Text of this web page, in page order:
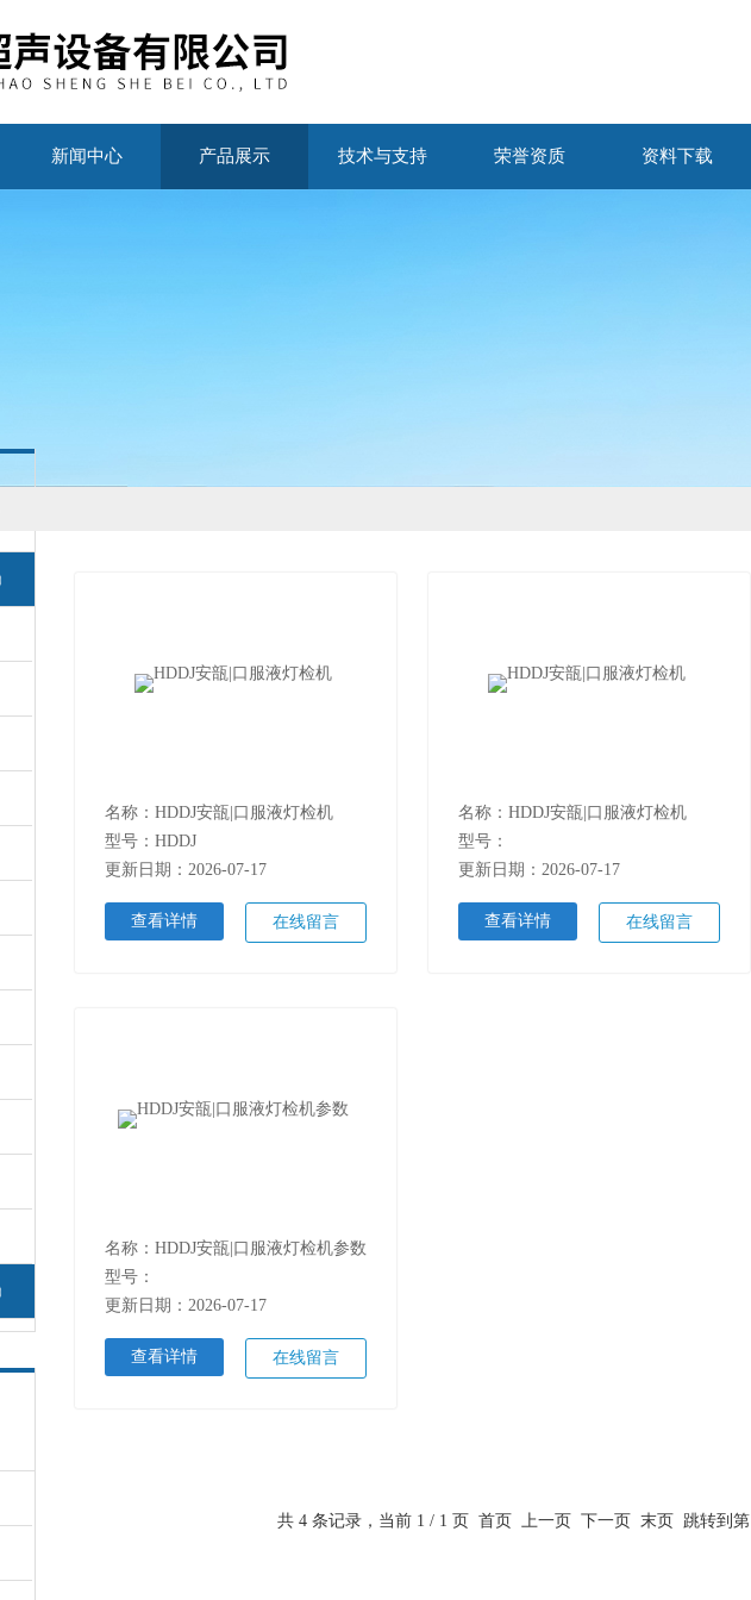
新闻中心 产品展示 技术与支持 荣誉资质 资料下载
名称：HDDJ安瓿|口服液灯检机
型号：HDDJ
更新日期：2026-07-17
查看详情 在线留言
名称：HDDJ安瓿|口服液灯检机
型号：
更新日期：2026-07-17
查看详情 在线留言
名称：HDDJ安瓿|口服液灯检机参数
型号：
更新日期：2026-07-17
查看详情 在线留言
共 4 条记录，当前 1 / 1 页 首页 上一页 下一页 末页 跳转到第